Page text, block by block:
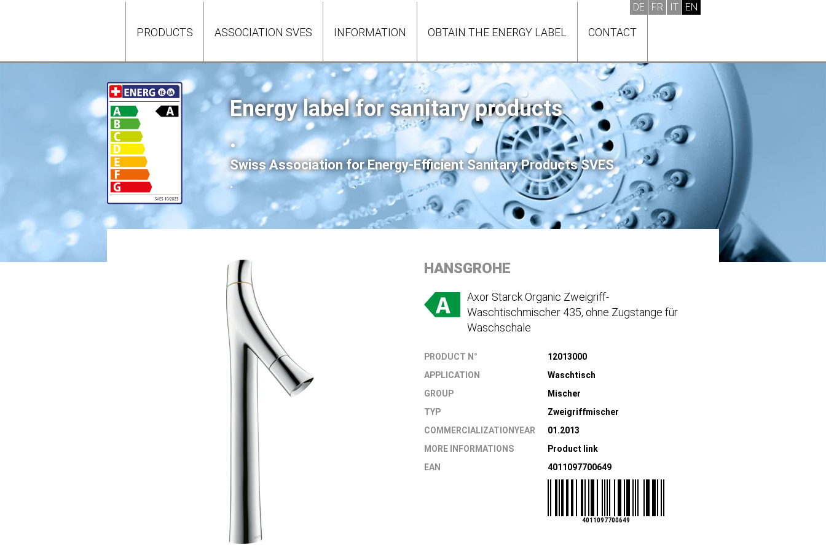
PRODUCTS ASSOCIATION SVES INFORMATION OBTAIN THE ENERGY LABEL CONTACT
Energy label for sanitary products
.
Swiss Association for Energy-Efficient Sanitary Products SVES
.
HANSGROHE
Axor Starck Organic Zweigriff-
Waschtischmischer 435, ohne Zugstange für
Waschschale
PRODUCT N°
12013000
APPLICATION
Waschtisch
GROUP
Mischer
TYP
Zweigriffmischer
COMMERCIALIZATIONYEAR
01.2013
MORE INFORMATIONS
Product link
EAN
4011097700649
4011097700649